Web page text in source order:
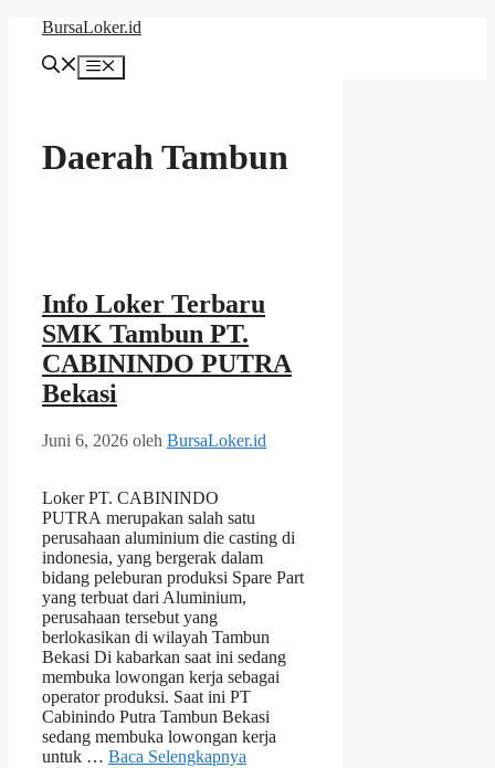
Langsung
BursaLoker.id
Menu
Daerah Tambun
Info Loker Terbaru
SMK Tambun PT.
CABININDO PUTRA
Bekasi
Juni 6, 2026 oleh BursaLoker.id
Loker PT. CABININDO
PUTRA merupakan salah satu
perusahaan aluminium die casting di
indonesia, yang bergerak dalam
bidang peleburan produksi Spare Part
yang terbuat dari Aluminium,
perusahaan tersebut yang
berlokasikan di wilayah Tambun
Bekasi Di kabarkan saat ini sedang
membuka lowongan kerja sebagai
operator produksi. Saat ini PT
Cabinindo Putra Tambun Bekasi
sedang membuka lowongan kerja
untuk … Baca Selengkapnya